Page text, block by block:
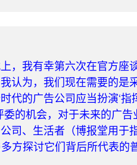
，我有幸第六次在官方座
认为，我们现在需要的是
代的广告公司应当扮演‘
的机会，对于未来的广
、生活者（博报堂用于
方探讨它们背后所代表的